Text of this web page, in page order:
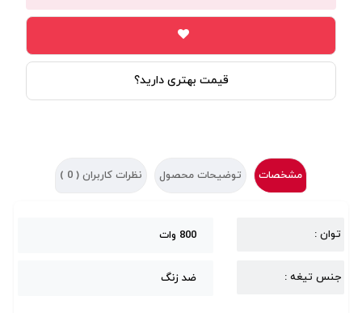
قیمت بهتری دارید؟
مشخصات توضیحات محصول نظرات کاربران ( 0
)
توان : 800 وات
جنس تیغه : ضد زنگ